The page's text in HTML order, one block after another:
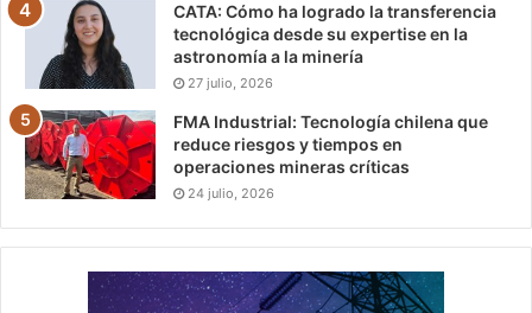
CATA: Cómo ha logrado la transferencia
tecnológica desde su expertise en la
astronomía a la minería
27 julio, 2026
FMA Industrial: Tecnología chilena que
reduce riesgos y tiempos en
operaciones mineras críticas
24 julio, 2026